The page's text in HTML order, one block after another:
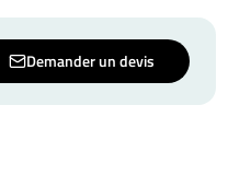
Demander un devis